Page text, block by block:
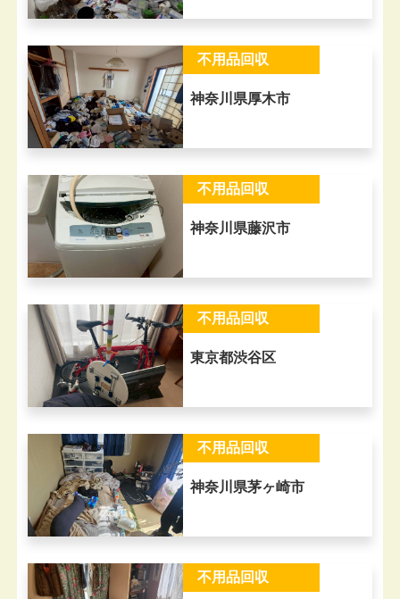
不用品回収
神奈川県厚木市
不用品回収
神奈川県藤沢市
不用品回収
東京都渋谷区
不用品回収
神奈川県茅ヶ崎市
不用品回収